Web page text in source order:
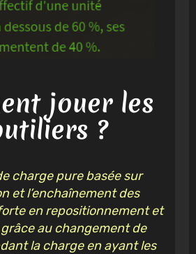
jouer les
?
charge pure basée sur
et l’enchaînement des
en repositionnement et
au changement de
la charge en ayant les